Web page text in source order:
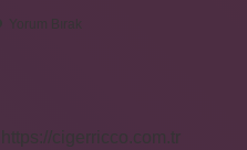
Yorum Bırak
https://cigerricco.com.tr